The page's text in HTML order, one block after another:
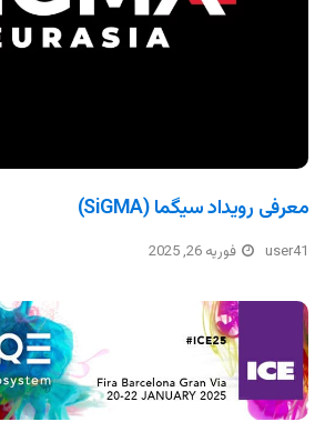
معرفی رویداد سیگما (SiGMA)
user41 فوریه 26, 2025